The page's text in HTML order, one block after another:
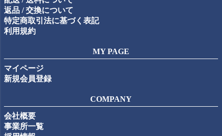
返品 / 交換について
特定商取引法に基づく表記
利用規約
MY PAGE
マイページ
新規会員登録
COMPANY
会社概要
事業所一覧